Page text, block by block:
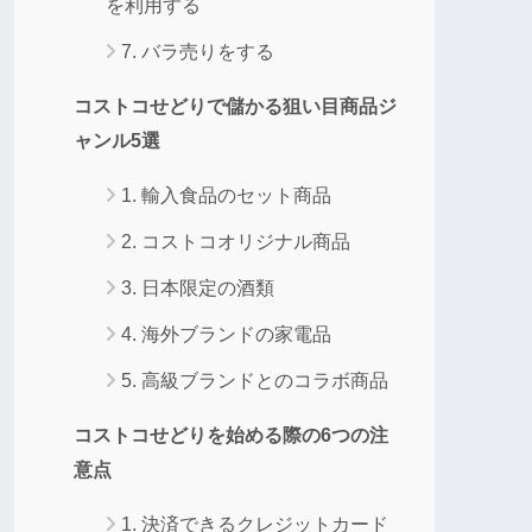
を利用する
7. バラ売りをする
コストコせどりで儲かる狙い目商品ジ
ャンル5選
1. 輸入食品のセット商品
2. コストコオリジナル商品
3. 日本限定の酒類
4. 海外ブランドの家電品
5. 高級ブランドとのコラボ商品
コストコせどりを始める際の6つの注
意点
1. 決済できるクレジットカード